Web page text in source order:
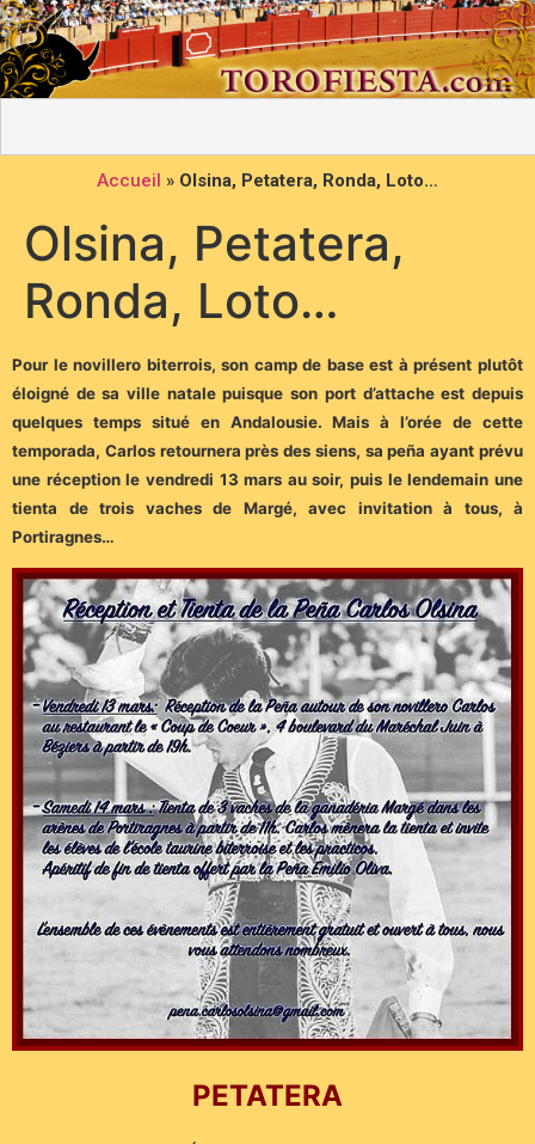
Accueil » Olsina, Petatera, Ronda, Loto…
Olsina, Petatera,
Ronda, Loto…
Pour le novillero biterrois, son camp de base est à présent plutôt
éloigné de sa ville natale puisque son port d’attache est depuis
quelques temps situé en Andalousie. Mais à l’orée de cette
temporada, Carlos retournera près des siens, sa peña ayant prévu
une réception le vendredi 13 mars au soir, puis le lendemain une
tienta de trois vaches de Margé, avec invitation à tous, à
Portiragnes…
PETATERA